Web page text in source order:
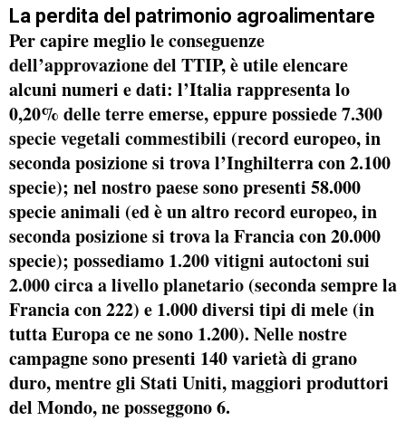
La perdita del patrimonio agroalimentare
Per capire megliole conseguenze
dell’approvazione del TTIP, è utile elencare
alcuni numeri e dati: l’Italia rappresenta lo
0,20% delle terre emerse, eppure possiede7.300
specie vegetali commestibili (record europeo, in
seconda posizione si trova l’Inghilterra con 2.100
specie); nel nostro paese sono presenti 58.000
specie animali (ed è un altro record europeo, in
seconda posizione si trova la Francia con 20.000
specie); possediamo 1.200 vitigni autoctoni sui
2.000 circa a livello planetario (seconda sempre la
Francia con 222) e 1.000 diversi tipi di mele (in
tutta Europa ce ne sono 1.200). Nelle nostre
campagne sono presenti 140 varietà di grano
duro, mentre gli Stati Uniti, maggiori produttori
del Mondo, ne posseggono 6.